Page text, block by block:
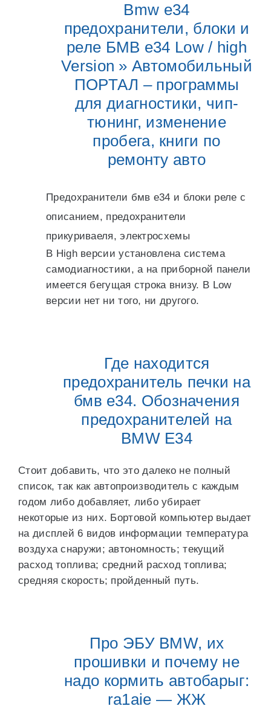
Bmw e34
предохранители, блоки и
реле БМВ е34 Low / high
Version » Автомобильный
ПОРТАЛ – программы
для диагностики, чип-
тюнинг, изменение
пробега, книги по
ремонту авто
Предохранители бмв е34 и блоки реле с
описанием, предохранители
прикуриваеля, электросхемы
В High версии установлена система
самодиагностики, а на приборной панели
имеется бегущая строка внизу. В Low
версии нет ни того, ни другого.
Где находится
предохранитель печки на
бмв е34. Обозначения
предохранителей на
BMW E34
Стоит добавить, что это далеко не полный
список, так как автопроизводитель с каждым
годом либо добавляет, либо убирает
некоторые из них. Бортовой компьютер выдает
на дисплей 6 видов информации температура
воздуха снаружи; автономность; текущий
расход топлива; средний расход топлива;
средняя скорость; пройденный путь.
Про ЭБУ BMW, их
прошивки и почему не
надо кормить автобарыг:
ra1aie — ЖЖ